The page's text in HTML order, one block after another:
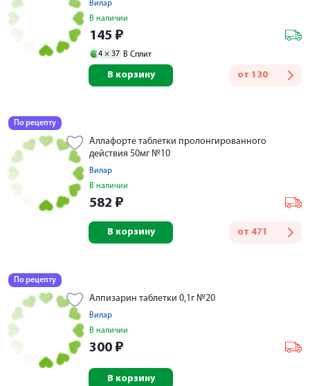
Вилар
В наличии
145 ₽
4 × 37 В Сплит
от 130
В корзину
По рецепту
Аллафорте таблетки пролонгированного
действия 50мг №10
Вилар
В наличии
582 ₽
от 471
В корзину
По рецепту
Алпизарин таблетки 0,1г №20
Вилар
В наличии
300 ₽
В корзину